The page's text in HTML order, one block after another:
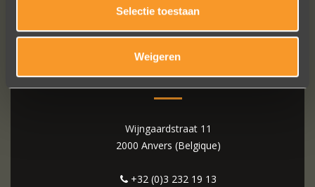
Selectie toestaan
Weigeren
Wijngaardstraat 11
2000 Anvers (Belgique)
+32 (0)3 232 19 13